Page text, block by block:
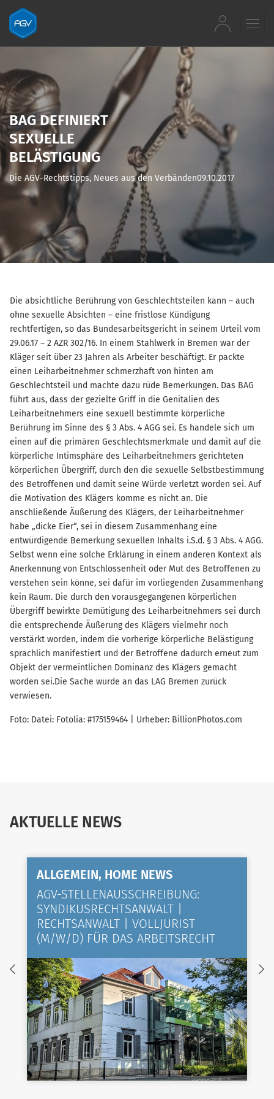
Zum Inhalt springen
BAG DEFINIERT
SEXUELLE
BELÄSTIGUNG
Die AGV-Rechtstipps, Neues aus den Verbänden09.10.2017
Die absichtliche Berührung von Geschlechtsteilen kann – auch
ohne sexuelle Absichten – eine fristlose Kündigung
rechtfertigen, so das Bundesarbeitsgericht in seinem Urteil vom
29.06.17 – 2 AZR 302/16. In einem Stahlwerk in Bremen war der
Kläger seit über 23 Jahren als Arbeiter beschäftigt. Er packte
einen Leiharbeitnehmer schmerzhaft von hinten am
Geschlechtsteil und machte dazu rüde Bemerkungen. Das BAG
führt aus, dass der gezielte Griff in die Genitalien des
Leiharbeitnehmers eine sexuell bestimmte körperliche
Berührung im Sinne des § 3 Abs. 4 AGG sei. Es handele sich um
einen auf die primären Geschlechtsmerkmale und damit auf die
körperliche Intimsphäre des Leiharbeitnehmers gerichteten
körperlichen Übergriff, durch den die sexuelle Selbstbestimmung
des Betroffenen und damit seine Würde verletzt worden sei. Auf
die Motivation des Klägers komme es nicht an. Die
anschließende Äußerung des Klägers, der Leiharbeitnehmer
habe „dicke Eier“, sei in diesem Zusammenhang eine
entwürdigende Bemerkung sexuellen Inhalts i.S.d. § 3 Abs. 4 AGG.
Selbst wenn eine solche Erklärung in einem anderen Kontext als
Anerkennung von Entschlossenheit oder Mut des Betroffenen zu
verstehen sein könne, sei dafür im vorliegenden Zusammenhang
kein Raum. Die durch den vorausgegangenen körperlichen
Übergriff bewirkte Demütigung des Leiharbeitnehmers sei durch
die entsprechende Äußerung des Klägers vielmehr noch
verstärkt worden, indem die vorherige körperliche Belästigung
sprachlich manifestiert und der Betroffene dadurch erneut zum
Objekt der vermeintlichen Dominanz des Klägers gemacht
worden sei.Die Sache wurde an das LAG Bremen zurück
verwiesen.
Foto: Datei: Fotolia: #175159464 | Urheber: BillionPhotos.com
AKTUELLE NEWS
ALLGEMEIN, HOME NEWS
AGV-STELLENAUSSCHREIBUNG:
SYNDIKUSRECHTSANWALT |
RECHTSANWALT | VOLLJURIST
(M/W/D) FÜR DAS ARBEITSRECHT